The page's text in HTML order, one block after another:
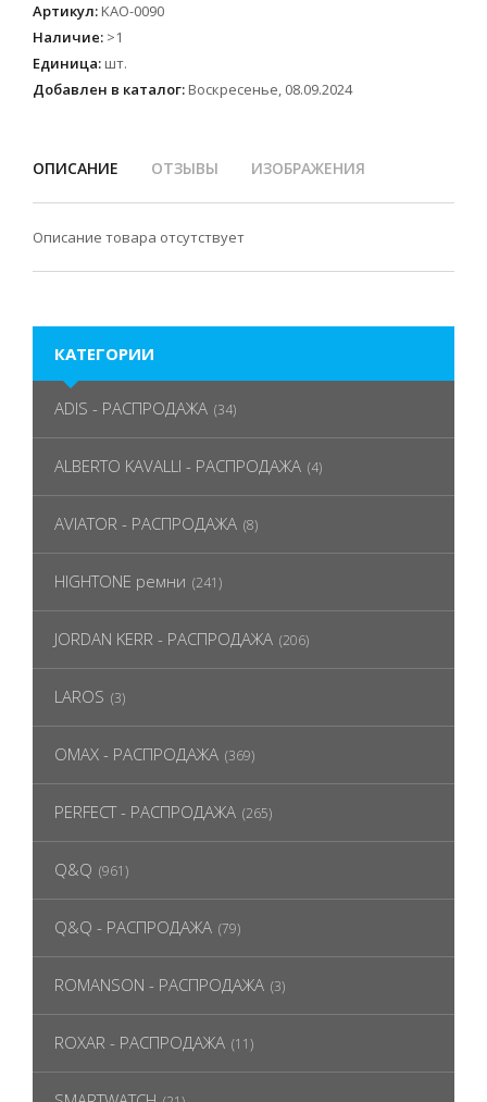
Артикул: KAO-0090
Наличие: >1
Единица: шт.
Добавлен в каталог: Воскресенье, 08.09.2024
ОПИСАНИЕ ОТЗЫВЫ ИЗОБРАЖЕНИЯ
Описание товара отсутствует
КАТЕГОРИИ
ADIS - РАСПРОДАЖА (34)
ALBERTO KAVALLI - РАСПРОДАЖА (4)
AVIATOR - РАСПРОДАЖА (8)
HIGHTONE ремни (241)
JORDAN KERR - РАСПРОДАЖА (206)
LAROS (3)
OMAX - РАСПРОДАЖА (369)
PERFECT - РАСПРОДАЖА (265)
Q&Q (961)
Q&Q - РАСПРОДАЖА (79)
ROMANSON - РАСПРОДАЖА (3)
ROXAR - РАСПРОДАЖА (11)